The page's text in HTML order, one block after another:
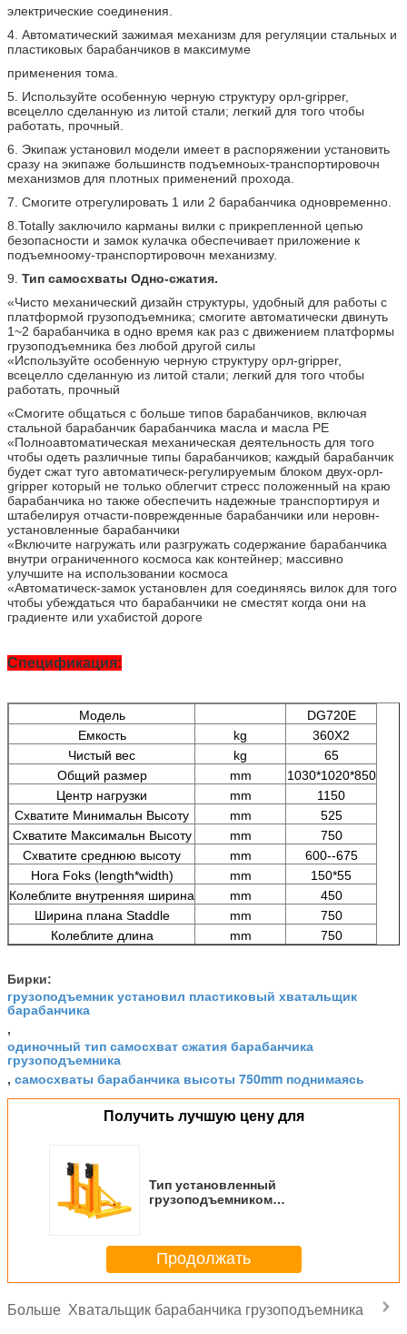
электрические соединения.
4. Автоматический зажимая механизм для регуляции стальных и
пластиковых барабанчиков в максимуме
применения тома.
5. Используйте особенную черную структуру орл-gripper,
всецелло сделанную из литой стали; легкий для того чтобы
работать, прочный.
6. Экипаж установил модели имеет в распоряжении установить
сразу на экипаже большинств подъемноых-транспортировочн
механизмов для плотных применений прохода.
7. Смогите отрегулировать 1 или 2 барабанчика одновременно.
8.Totally заключило карманы вилки с прикрепленной цепью
безопасности и замок кулачка обеспечивает приложение к
подъемноому-транспортировочн механизму.
9. Тип самосхваты Одно-сжатия.
«Чисто механический дизайн структуры, удобный для работы с
платформой грузоподъемника; смогите автоматически двинуть
1~2 барабанчика в одно время как раз с движением платформы
грузоподъемника без любой другой силы
«Используйте особенную черную структуру орл-gripper,
всецелло сделанную из литой стали; легкий для того чтобы
работать, прочный
«Смогите общаться с больше типов барабанчиков, включая
стальной барабанчик барабанчика масла и масла PE
«Полноавтоматическая механическая деятельность для того
чтобы одеть различные типы барабанчиков; каждый барабанчик
будет сжат туго автоматическ-регулируемым блоком двух-орл-
gripper который не только облегчит стресс положенный на краю
барабанчика но также обеспечить надежные транспортируя и
штабелируя отчасти-поврежденные барабанчики или неровн-
установленные барабанчики
«Включите нагружать или разгружать содержание барабанчика
внутри ограниченного космоса как контейнер; массивно
улучшите на использовании космоса
«Автоматическ-замок установлен для соединяясь вилок для того
чтобы убеждаться что барабанчики не сместят когда они на
градиенте или ухабистой дороге
Спецификация:
Модель
DG720E
Емкость
kg
360X2
Чистый вес
kg
65
Общий размер
mm
1030*1020*850
Центр нагрузки
mm
1150
Схватите Минимальн Высоту
mm
525
Схватите Максимальн Высоту
mm
750
Схватите среднюю высоту
mm
600--675
Нога Foks (length*width)
mm
150*55
Колеблите внутренняя ширина
mm
450
Ширина плана Staddle
mm
750
Колеблите длина
mm 750
Бирки:
грузоподъемник установил пластиковый хватальщик
барабанчика
,
одиночный тип самосхват сжатия барабанчика
грузоподъемника
, самосхваты барабанчика высоты 750mm поднимаясь
Получить лучшую цену для
Тип установленный
грузоподъемником
двойник 360Kg емкости
нагрузки хватальщика
барабанчика высоты 750mm
самосхвата поднимаясь
Продолжать
Больше Хватальщик барабанчика грузоподъемника